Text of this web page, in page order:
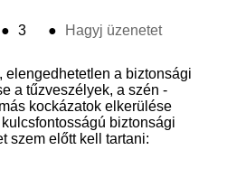
● 3 ● Hagyj üzenetet
elengedhetetlen a biztonsági
a tűzveszélyek, a szén -
kockázatok elkerülése
biztonsági
szem előtt kell tartani: